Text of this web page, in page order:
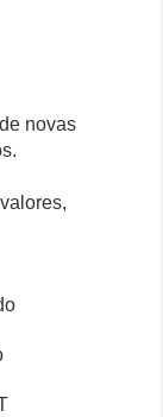
novas